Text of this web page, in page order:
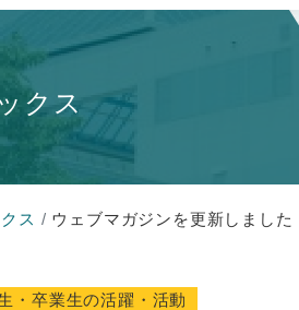
クス
ス ウェブマガジンを更新しました
・卒業生の活躍・活動